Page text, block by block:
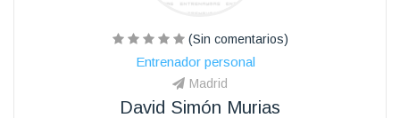
(Sin comentarios)
Entrenador personal
Madrid
David Simón Murias